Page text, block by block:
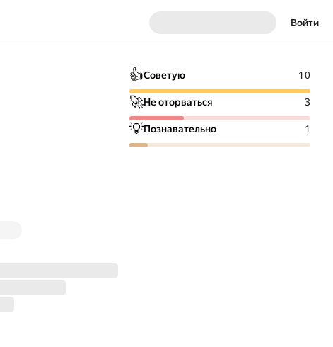
Войти
👍Советую 10
🚀Не оторваться 3
💡Познавательно 1